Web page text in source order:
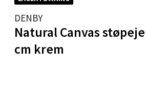
DENBY
Natural Canvas
cm krem
Karmsund - Thon
Austbøvegen 16, 5542 Karmsund
Åpent i dag 10-20